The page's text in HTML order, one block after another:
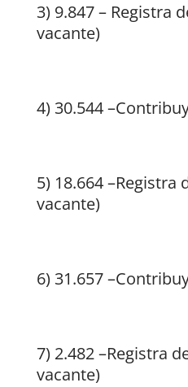
3) 9.847 – Registra
vacante)
4) 30.544
5) 18.664 –Registra
vacante)
6) 31.657
7) 2.482 –Registra
vacante)